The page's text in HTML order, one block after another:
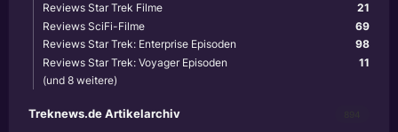
21
Reviews Star Trek Filme
69
Reviews SciFi-Filme
98
Reviews Star Trek: Enterprise Episoden
11
Reviews Star Trek: Voyager Episoden
(und 8 weitere)
Treknews.de Artikelarchiv